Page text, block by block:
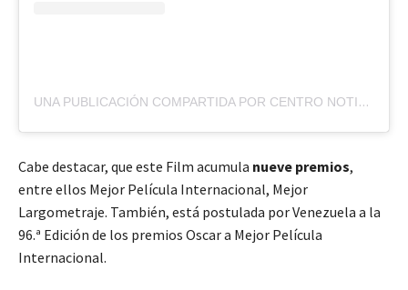
UNA PUBLICACIÓN COMPARTIDA POR CENTRO NOTICIAS VENEZUELA (@CENTRONOTICIASVZLA)
Cabe destacar, que este Film acumula nueve premios,
entre ellos Mejor Película Internacional, Mejor
Largometraje. También, está postulada por Venezuela a la
96.ª Edición de los premios Oscar a Mejor Película
Internacional.